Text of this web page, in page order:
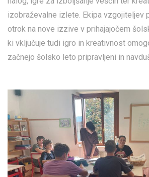
izobraževalne izlete. Ekipa vzgojiteljev
otrok na nove izzive v prihajajočem
ki vključuje tudi igro in kreativnost
začnejo šolsko leto pripravljeni in